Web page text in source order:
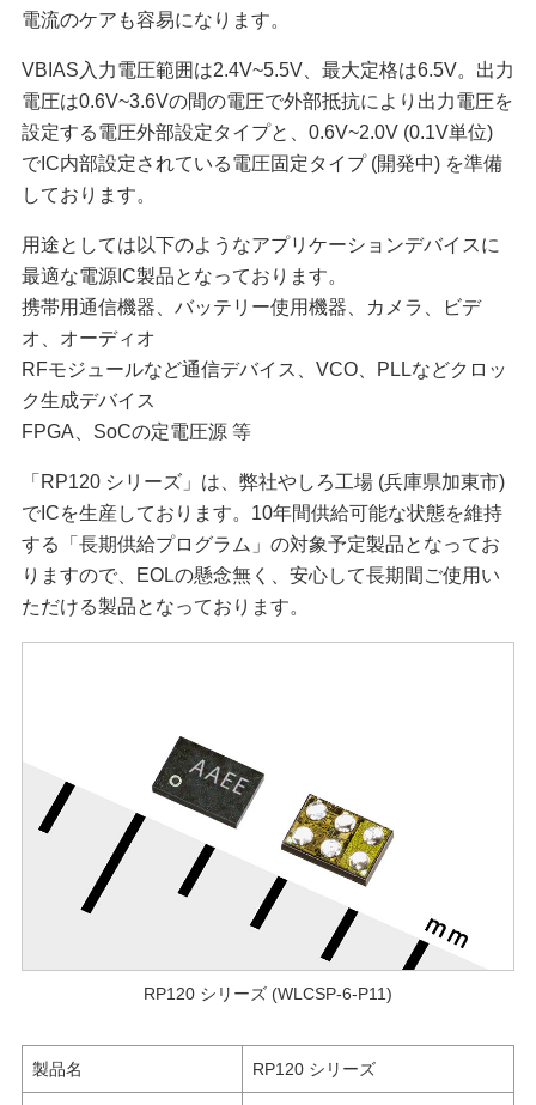
電流のケアも容易になります。
VBIAS入力電圧範囲は2.4V~5.5V、最大定格は6.5V。出力
電圧は0.6V~3.6Vの間の電圧で外部抵抗により出力電圧を
設定する電圧外部設定タイプと、0.6V~2.0V (0.1V単位)
でIC内部設定されている電圧固定タイプ (開発中) を準備
しております。
用途としては以下のようなアプリケーションデバイスに
最適な電源IC製品となっております。
携帯用通信機器、バッテリー使用機器、カメラ、ビデ
オ、オーディオ
RFモジュールなど通信デバイス、VCO、PLLなどクロッ
ク生成デバイス
FPGA、SoCの定電圧源 等
「RP120 シリーズ」は、弊社やしろ工場 (兵庫県加東市)
でICを生産しております。10年間供給可能な状態を維持
する「長期供給プログラム」の対象予定製品となってお
りますので、EOLの懸念無く、安心して長期間ご使用い
ただける製品となっております。
RP120 シリーズ (WLCSP-6-P11)
製品名 RP120 シリーズ